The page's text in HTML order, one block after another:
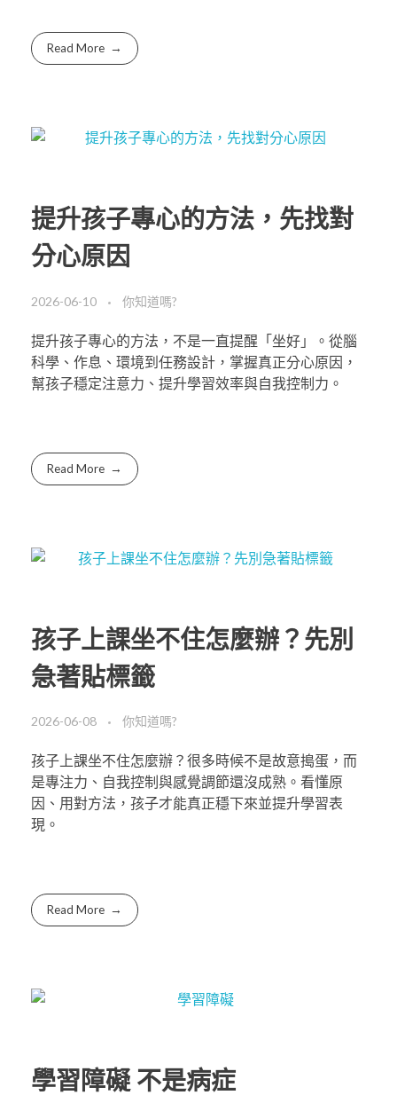
Read More
提升孩子專心的方法，先找對
分心原因
2026-06-10 你知道嗎?
提升孩子專心的方法，不是一直提醒「坐好」。從腦
科學、作息、環境到任務設計，掌握真正分心原因，
幫孩子穩定注意力、提升學習效率與自我控制力。
Read More
孩子上課坐不住怎麼辦？先別
急著貼標籤
2026-06-08 你知道嗎?
孩子上課坐不住怎麼辦？很多時候不是故意搗蛋，而
是專注力、自我控制與感覺調節還沒成熟。看懂原
因、用對方法，孩子才能真正穩下來並提升學習表
現。
Read More
學習障礙 不是病症